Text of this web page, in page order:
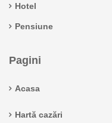
Hotel
Pensiune
Pagini
Acasa
Hartă cazări